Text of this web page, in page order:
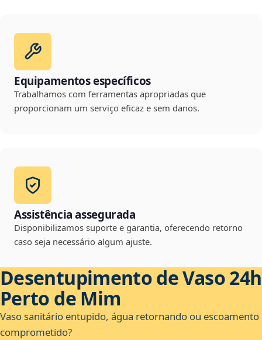
Equipamentos específicos
Trabalhamos com ferramentas apropriadas que
proporcionam um serviço eficaz e sem danos.
Assistência assegurada
Disponibilizamos suporte e garantia, oferecendo retorno
caso seja necessário algum ajuste.
Desentupimento de Vaso 24h
Perto de Mim
Vaso sanitário entupido, água retornando ou escoamento
comprometido?